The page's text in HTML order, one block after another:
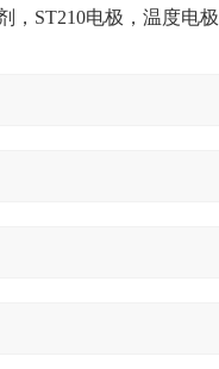
，ST210电极，温度电极